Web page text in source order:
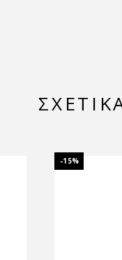
-15%